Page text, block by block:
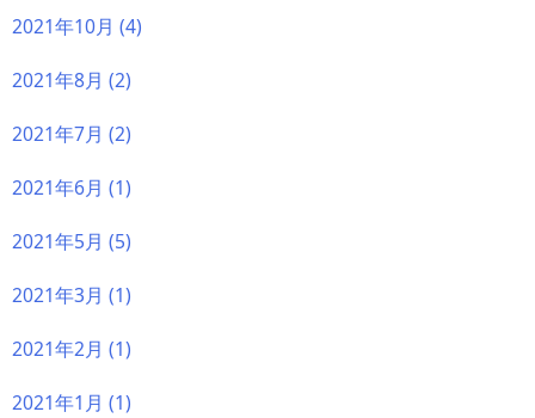
2021年10月 (4)
2021年8月 (2)
2021年7月 (2)
2021年6月 (1)
2021年5月 (5)
2021年3月 (1)
2021年2月 (1)
2021年1月 (1)